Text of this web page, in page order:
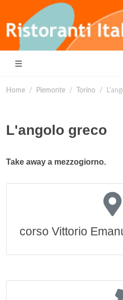
Home Piemonte Torino
L'angolo greco
Take away a mezzogiorno.
corso Vittorio